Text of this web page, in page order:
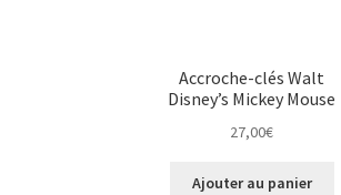
Accroche-clés Walt
Disney’s Mickey Mouse
27,00€
Ajouter au panier